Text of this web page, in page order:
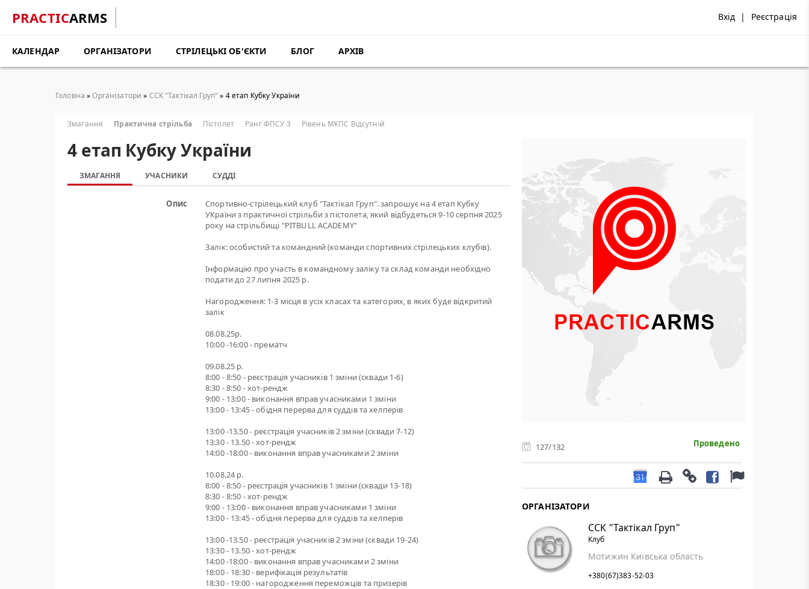
PRACTICARMS Вхід | Реєстрація
КАЛЕНДАР ОРГАНІЗАТОРИ СТРІЛЕЦЬКІ ОБ'ЄКТИ БЛОГ АРХІВ
Головна »Організатори » ССК "Тактікал Груп" » 4 етап Кубку України
Змагання Практична стрільба Пістолет Ранг ФПСУ 3 Рівень МКПС Відсутній
4 етап Кубку України
ЗМАГАННЯ УЧАСНИКИ СУДДІ
Опис
Спортивно-стрілецький клуб "Тактікал Груп". запрошує на 4 етап Кубку
УКраїни з практичної стрільби з пістолета, який відбудеться 9-10 серпня 2025
року на стрільбищі "PITBULL AСADEMY"
Залік: особистий та командний (команди спортивних стрілецьких клубів).
Інформацію про участь в командному заліку та склад команди необхідно
подати до 27 липня 2025 р.
Нагородження: 1-3 місця в усіх класах та категоріях, в яких буде відкритий
залік
08.08.25р.
10:00 -16:00 - прематч
09.08.25 р.
8:00 - 8:50 - реєстрація учасників 1 зміни (сквади 1-6)
8:30 - 8:50 - хот-рендж
9:00 - 13:00 - виконання вправ учасниками 1 зміни
13:00 - 13:45 - обідня перерва для суддів та хелперів
13:00 -13.50 - реєстрація учасників 2 зміни (сквади 7-12)
13:30 - 13.50 - хот-рендж
14:00 -18:00 - виконання вправ учасниками 2 зміни
10.08.24 р.
8:00 - 8:50 - реєстрація учасників 1 зміни (сквади 13-18)
8:30 - 8:50 - хот-рендж
9:00 - 13:00 - виконання вправ учасниками 1 зміни
13:00 - 13:45 - обідня перерва для суддів та хелперів
13:00 -13.50 - реєстрація учасників 2 зміни (сквади 19-24)
13:30 - 13.50 - хот-рендж
14:00 -18:00 - виконання вправ учасниками 2 зміни
18:00 - 18:30 - верифікація результатів
18:30 - 19:00 - нагородження переможців та призерів
127/132 Проведено
ОРГАНІЗАТОРИ
ССК "Тактікал Груп"
Клуб
Мотижин Київська область
+380(67)383-52-03